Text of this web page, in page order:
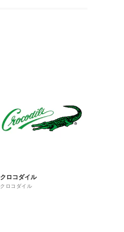
クロコダイル
クロコダイル